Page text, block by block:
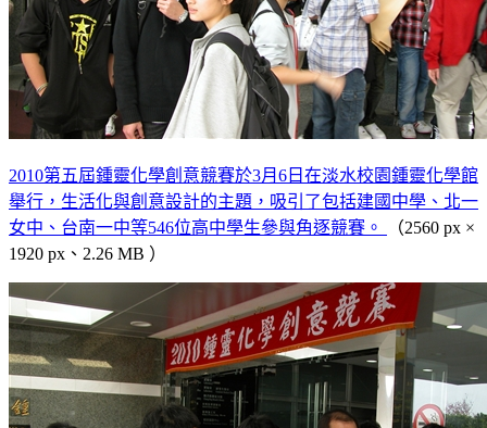
2010第五屆鍾靈化學創意競賽於3月6日在淡水校園鍾靈化學館
舉行，生活化與創意設計的主題，吸引了包括建國中學、北一
女中、台南一中等546位高中學生參與角逐競賽。
（2560 px ×
1920 px、2.26 MB ）